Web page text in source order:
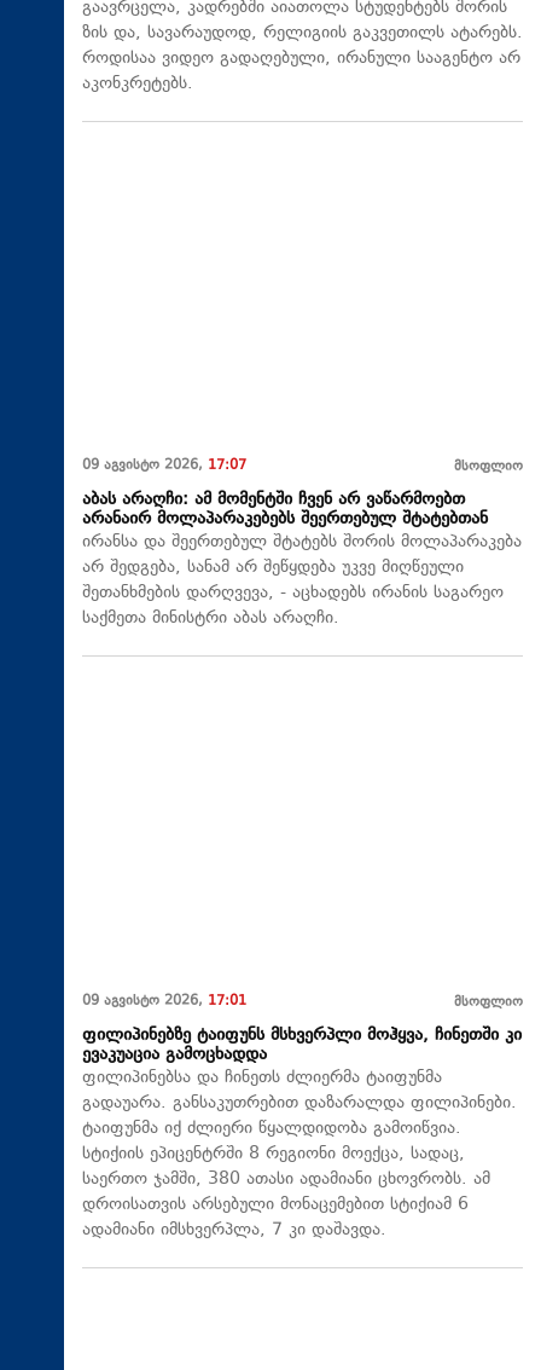
გაავრცელა, კადრებში აიათოლა სტუდენტებს შორის
ზის და, სავარაუდოდ, რელიგიის გაკვეთილს ატარებს.
როდისაა ვიდეო გადაღებული, ირანული სააგენტო არ
აკონკრეტებს.
09 აგვისტო 2026, 17:07 მსოფლიო
აბას არაღჩი: ამ მომენტში ჩვენ არ ვაწარმოებთ
არანაირ მოლაპარაკებებს შეერთებულ შტატებთან
ირანსა და შეერთებულ შტატებს შორის მოლაპარაკება
არ შედგება, სანამ არ შეწყდება უკვე მიღწეული
შეთანხმების დარღვევა, - აცხადებს ირანის საგარეო
საქმეთა მინისტრი აბას არაღჩი.
09 აგვისტო 2026, 17:01 მსოფლიო
ფილიპინებზე ტაიფუნს მსხვერპლი მოჰყვა, ჩინეთში კი
ევაკუაცია გამოცხადდა
ფილიპინებსა და ჩინეთს ძლიერმა ტაიფუნმა
გადაუარა. განსაკუთრებით დაზარალდა ფილიპინები.
ტაიფუნმა იქ ძლიერი წყალდიდობა გამოიწვია.
სტიქიის ეპიცენტრში 8 რეგიონი მოექცა, სადაც,
საერთო ჯამში, 380 ათასი ადამიანი ცხოვრობს. ამ
დროისათვის არსებული მონაცემებით სტიქიამ 6
ადამიანი იმსხვერპლა, 7 კი დაშავდა.